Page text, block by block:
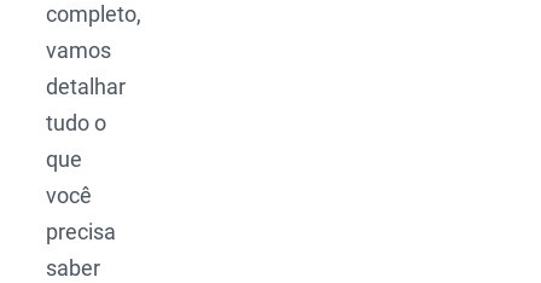
completo,
vamos
detalhar
tudo o
que
você
precisa
saber